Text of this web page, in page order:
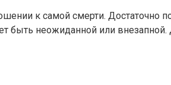
к самой смерти. Достаточно
быть неожиданной или